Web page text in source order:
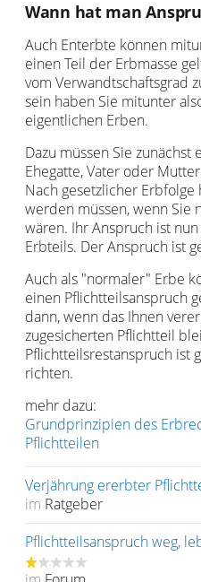
Wann hat man
Auch Enterbte können
einen Teil der Erbmasse
vom Verwandtschaftsgrad
sein haben Sie mitunter
eigentlichen Erben.
Dazu müssen Sie
Ehegatte, Vater oder
Nach gesetzlicher
werden müssen, wenn
wären. Ihr Anspruch ist
Erbteils. Der Anspruch ist
Auch als "normaler" Erbe
einen Pflichtteilsanspruch
dann, wenn das Ihnen
zugesicherten Pflichtteil
Pflichtteilsrestanspruch ist
richten.
mehr dazu:
Grundprinzipien des
Pflichtteilen
Verjährung ererbter
im Ratgeber
Pflichtteilsanspruch weg,